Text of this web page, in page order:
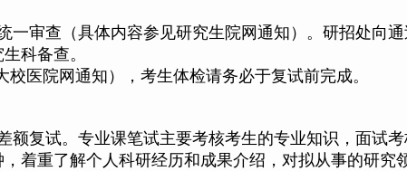
一审查（具体内容参见研究生院网通知）。研招处向
科备查。
医院网通知），考生体检请务必于复试前完成。
额复试。专业课笔试主要考核考生的专业知识，面试
着重了解个人科研经历和成果介绍，对拟从事的研究